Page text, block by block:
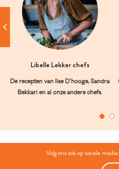
Libelle Lekker chefs
De recepten van Ilse D’hooge, Sandra
Bekkari en al onze andere chefs.
Volg ons ook op sociale media: